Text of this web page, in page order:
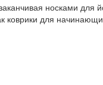
носками для
коврики для